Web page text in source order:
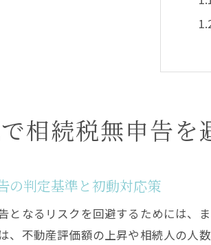
相続税無申告を
の判定基準と初動対応策
となるリスクを回避するためには、
、不動産評価額の上昇や相続人の人